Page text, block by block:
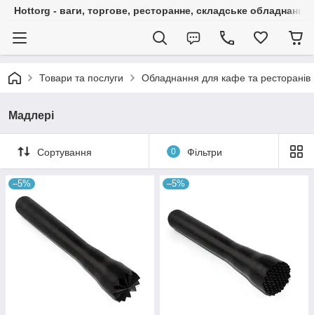
Hottorg - ваги, торгове, ресторанне, складське обладнання
Товари та послуги Обладнання для кафе та ресторанів
Мадлері
Сортування 0 Фільтри
–5% –5%